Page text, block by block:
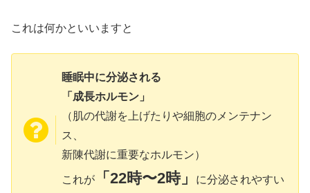
これは何かといいますと
睡眠中に分泌される
「成長ホルモン」
（肌の代謝を上げたりや細胞のメンテナン
ス、
新陳代謝に重要なホルモン）
これが 「22時〜2時」 に分泌されやすい